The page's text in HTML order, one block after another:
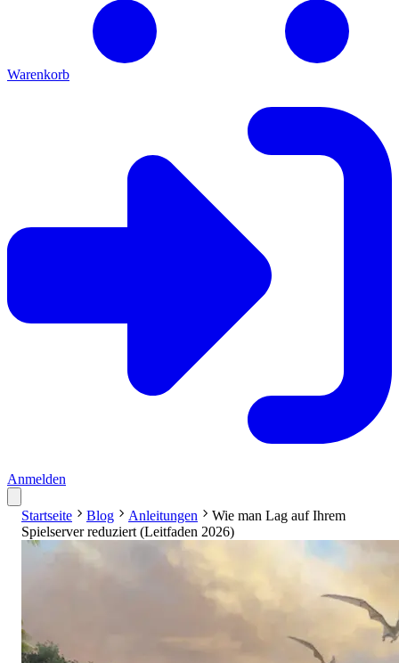
Warenkorb
Anmelden
Startseite Blog Anleitungen
Wie man Lag auf Ihrem
Spielserver reduziert (Leitfaden 2026)